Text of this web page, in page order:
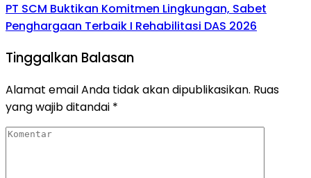
PT SCM Buktikan Komitmen Lingkungan, Sabet
Penghargaan Terbaik I Rehabilitasi DAS 2026
Tinggalkan Balasan
Alamat email Anda tidak akan dipublikasikan. Ruas
yang wajib ditandai *